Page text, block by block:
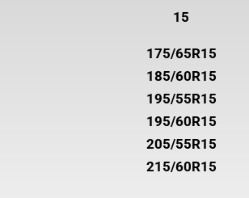
15
175/65R15
185/60R15
195/55R15
195/60R15
205/55R15
215/60R15